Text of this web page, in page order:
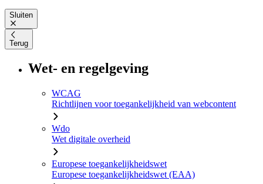
Sluiten
Terug
Wet- en regelgeving
WCAG
Richtlijnen voor toegankelijkheid van webcontent
Wdo
Wet digitale overheid
Europese toegankelijkheidswet
Europese toegankelijkheidswet (EAA)